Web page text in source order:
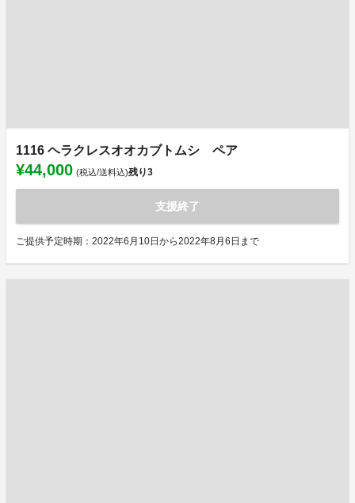
1116 ヘラクレスオオカブトムシ ペア
¥44,000 (税込/送料込)残り3
支援終了
ご提供予定時期：2022年6月10日から2022年8月6日まで